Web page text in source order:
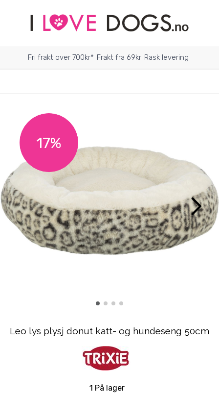
Fri frakt over 700kr* Frakt fra 69kr Rask levering
17%
Leo lys plysj donut katt- og hundeseng 50cm
1 På lager